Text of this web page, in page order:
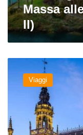
Massa
II)
alla
birra
Viaggi